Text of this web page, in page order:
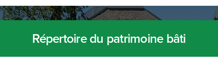
Répertoire du patrimoine bâti